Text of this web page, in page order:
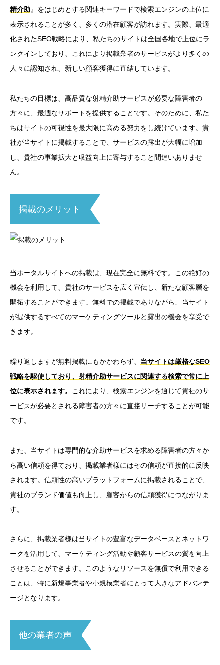
精介助』をはじめとする関連キーワードで検索エンジンの上位に
表示されることが多く、多くの潜在顧客が訪れます。実際、最適
化されたSEO戦略により、私たちのサイトは全国各地で上位にラ
ンクインしており、これにより掲載業者のサービスがより多くの
人々に認知され、新しい顧客獲得に直結しています。
私たちの目標は、高品質な射精介助サービスが必要な障害者の
方々に、最適なサポートを提供することです。そのために、私た
ちはサイトの可視性を最大限に高める努力をし続けています。貴
社が当サイトに掲載することで、サービスの露出が大幅に増加
し、貴社の事業拡大と収益向上に寄与すること間違いありませ
ん。
掲載のメリット
当ポータルサイトへの掲載は、現在完全に無料です。この絶好の
機会を利用して、貴社のサービスを広く宣伝し、新たな顧客層を
開拓することができます。無料での掲載でありながら、当サイト
が提供するすべてのマーケティングツールと露出の機会を享受で
きます。
繰り返しますが無料掲載にもかかわらず、 当サイトは厳格なSEO
戦略を駆使しており、射精介助サービスに関連する検索で常に上
位に表示されます。
これにより、検索エンジンを通じて貴社のサ
ービスが必要とされる障害者の方々に直接リーチすることが可能
です。
また、当サイトは専門的な介助サービスを求める障害者の方々か
ら高い信頼を得ており、掲載業者様にはその信頼が直接的に反映
されます。信頼性の高いプラットフォームに掲載されることで、
貴社のブランド価値も向上し、顧客からの信頼獲得につながりま
す。
さらに、掲載業者様は当サイトの豊富なデータベースとネットワ
ークを活用して、マーケティング活動や顧客サービスの質を向上
させることができます。このようなリソースを無償で利用できる
ことは、特に新規事業者や小規模業者にとって大きなアドバンテ
ージとなります。
他の業者の声